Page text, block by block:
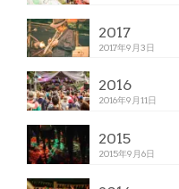
2017
2017年9月3日
2016
2016年9月11日
2015
2015年9月6日